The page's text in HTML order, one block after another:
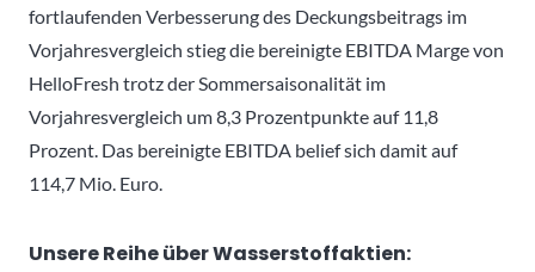
fortlaufenden Verbesserung des Deckungsbeitrags im
Vorjahresvergleich stieg die bereinigte EBITDA Marge von
HelloFresh trotz der Sommersaisonalität im
Vorjahresvergleich um 8,3 Prozentpunkte auf 11,8
Prozent. Das bereinigte EBITDA belief sich damit auf
114,7 Mio. Euro.
Unsere Reihe über Wasserstoffaktien: